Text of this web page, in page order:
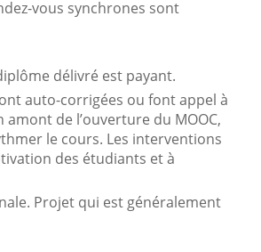
vous synchrones sont
délivré est payant.
auto-corrigées ou font appel à
de l’ouverture du MOOC,
le cours. Les interventions
des étudiants et à
Projet qui est généralement